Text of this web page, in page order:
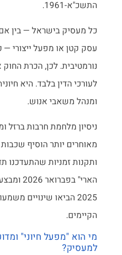
התשכ"א-1961.
כל מעסיק בישראל — בין
עסק קטן או מפעל ייצורי
נורמטיבית. לכן, הכרת החוק
לעורכי הדין בלבד. היא
ומנהל משאבי אנוש.
ניסיון מלחמת חרבות ברזל
מאוחרים יותר הוסיף
ותקנות זמניות שהתעדכנו
הארי"
2025 הביאו שינויים
הקיימים.
מי הוא "מפעל חיוני"
למעסיק?